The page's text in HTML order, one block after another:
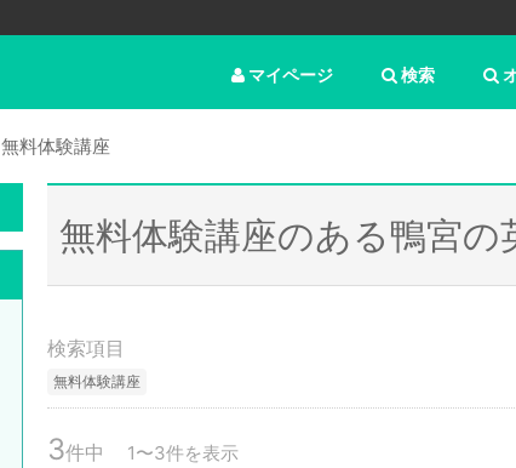
検索
マイページ
無料体験講座
無料体験講座のある鴨宮の
検索項目
無料体験講座
3件中 1〜3件を表示